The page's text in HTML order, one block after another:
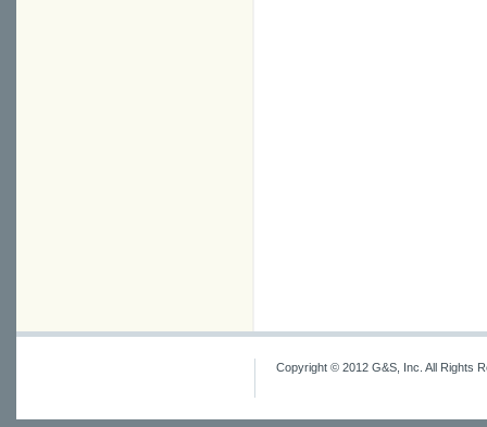
Copyright © 2012 G&S, Inc. All Rights